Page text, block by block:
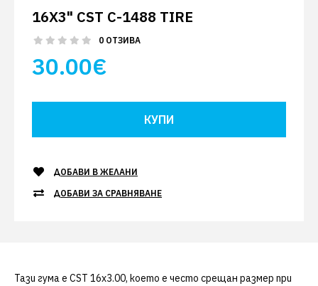
16X3" CST C-1488 TIRE
0 ОТЗИВА
30.00€
ДОБАВИ В ЖЕЛАНИ
ДОБАВИ ЗА СРАВНЯВАНЕ
Тази гума е CST 16x3.00, което е често срещан размер при